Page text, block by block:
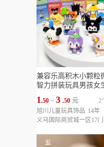
兼容乐高积木小颗粒
智力拼装玩具男孩女
1.50 ~ 3 .50 元 2
旭川儿童玩具饰品 14年
义乌国际商贸城一区17